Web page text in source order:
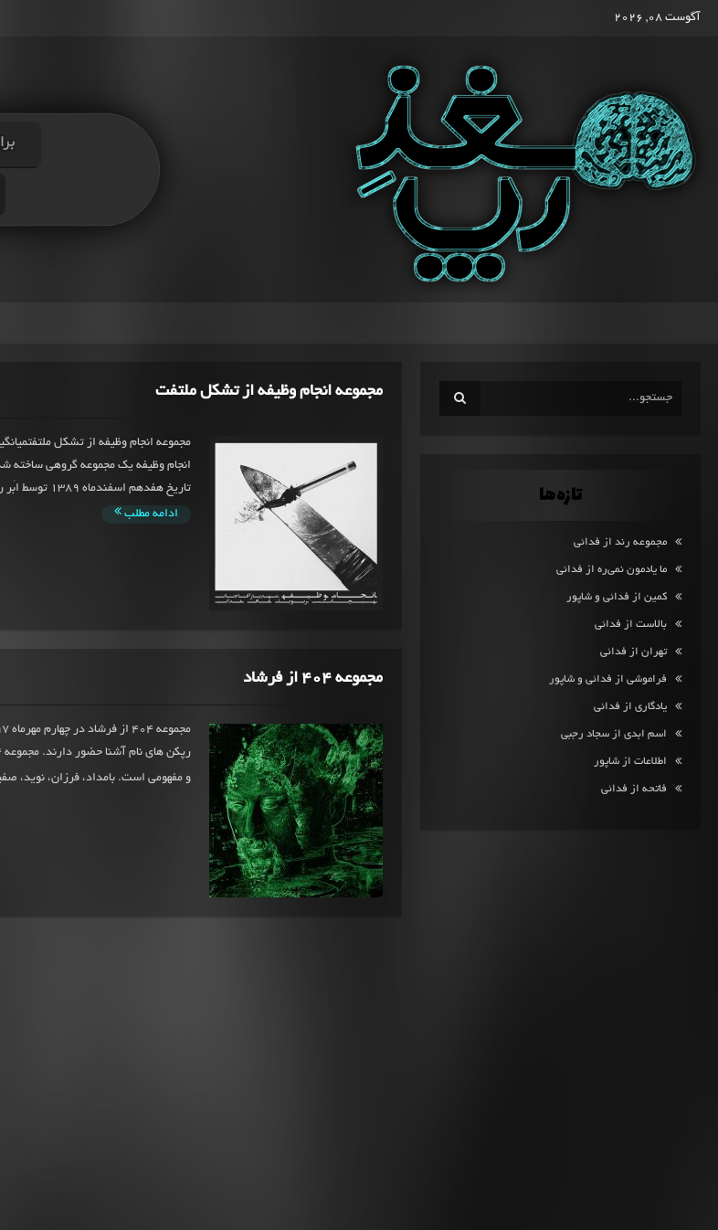
آگوست 08, 2026
مجموعه انجام وظیفه از تشکل ملتفت
انجام وظیفه یک مجموعه گروهی
تاریخ هفدهم اسفندماه 1389 توسط ابَر رکوردز منتشر شد....
ادامه مطلب
مجموعه 404 از فرشاد
و مفهومی است. بامداد، فرزان، نوید،
تازه‌ها
مجموعه رند از فدائی
ما یادمون نمی‌ره از فدائی
کمین از فدائی و شاپور
بالاست از فدائی
تهران از فدائی
فراموشی از فدائی و شاپور
یادگاری از فدائی
اسم ابدی از سجاد رجبی
اطلاعات از شاپور
فاتحه از فدائی